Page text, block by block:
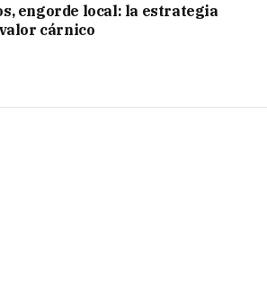
engorde local: la estrategia
cárnico